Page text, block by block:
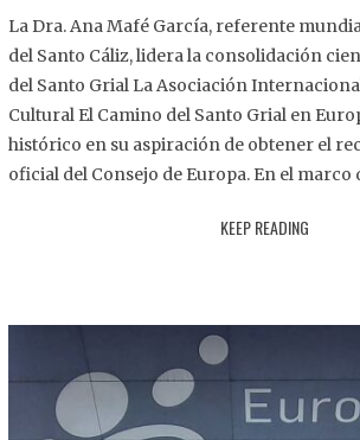
8
2
2
La Dra. Ana Mafé García, referente
del Santo Cáliz, lidera la consolidación
del Santo Grial La Asociación
Cultural El Camino del Santo Grial en
histórico en su aspiración de obtener el
oficial del Consejo de Europa. En el marco
KEEP READING